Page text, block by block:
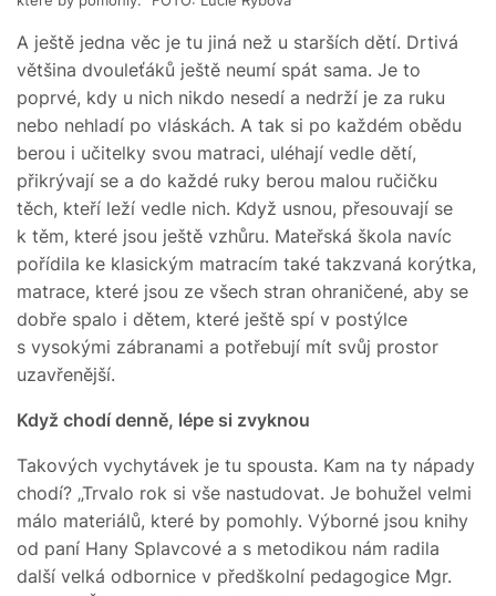
A ještě jedna věc je tu jiná než u starších dětí. Drtivá
většina dvouleťáků ještě neumí spát sama. Je to
poprvé, kdy u nich nikdo nesedí a nedrží je za ruku
nebo nehladí po vláskách. A tak si po každém obědu
berou i učitelky svou matraci, uléhají vedle dětí,
přikrývají se a do každé ruky berou malou ručičku
těch, kteří leží vedle nich. Když usnou, přesouvají se
k těm, které jsou ještě vzhůru. Mateřská škola navíc
pořídila ke klasickým matracím také takzvaná korýtka,
matrace, které jsou ze všech stran ohraničené, aby se
dobře spalo i dětem, které ještě spí v postýlce
s vysokými zábranami a potřebují mít svůj prostor
uzavřenější.
Když chodí denně, lépe si zvyknou
Takových vychytávek je tu spousta. Kam na ty nápady
chodí? „Trvalo rok si vše nastudovat. Je bohužel velmi
málo materiálů, které by pomohly. Výborné jsou knihy
od paní Hany Splavcové a s metodikou nám radila
další velká odbornice v předškolní pedagogice Mgr.